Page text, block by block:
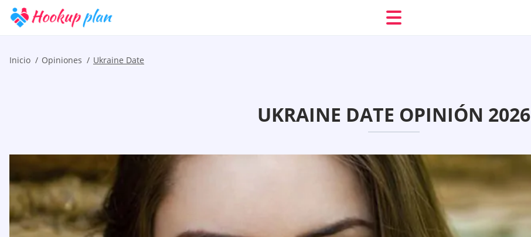
Inicio Opiniones Ukraine Date
UKRAINE DATE OPINIÓN 2026